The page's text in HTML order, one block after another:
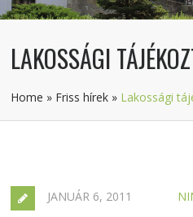
LAKOSSÁGI
Home » Friss hírek » Lakossági
JANUÁR 6, 2011